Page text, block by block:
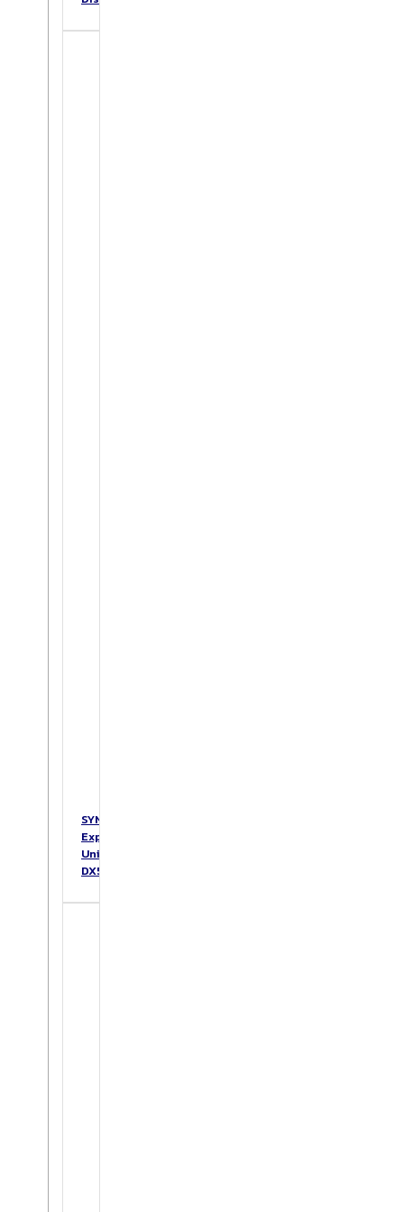
SYNOLOGY
Expansion
Unit
DX517